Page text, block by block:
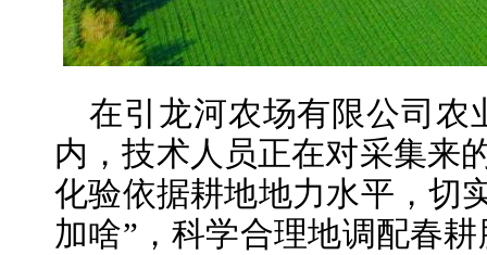
在引龙河农场有限公司农
内，技术人员正在对采集来
化验依据耕地地力水平，切
加啥”，科学合理地调配春